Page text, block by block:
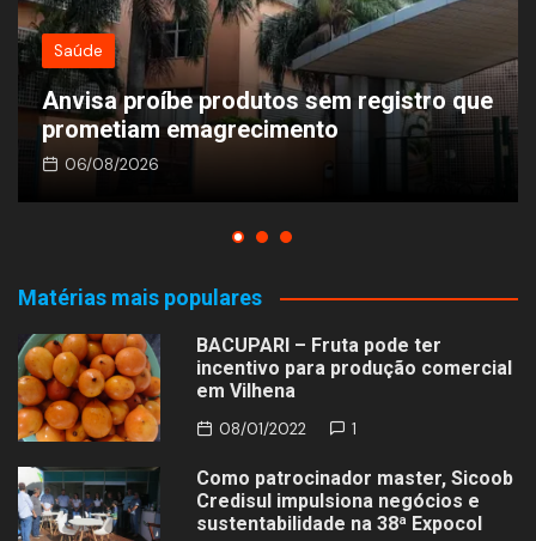
Saúde
Anvisa proíbe produtos sem registro que
prometiam emagrecimento
06/08/2026
Matérias mais populares
BACUPARI – Fruta pode ter
incentivo para produção comercial
em Vilhena
08/01/2022 1
Como patrocinador master, Sicoob
Credisul impulsiona negócios e
sustentabilidade na 38ª Expocol